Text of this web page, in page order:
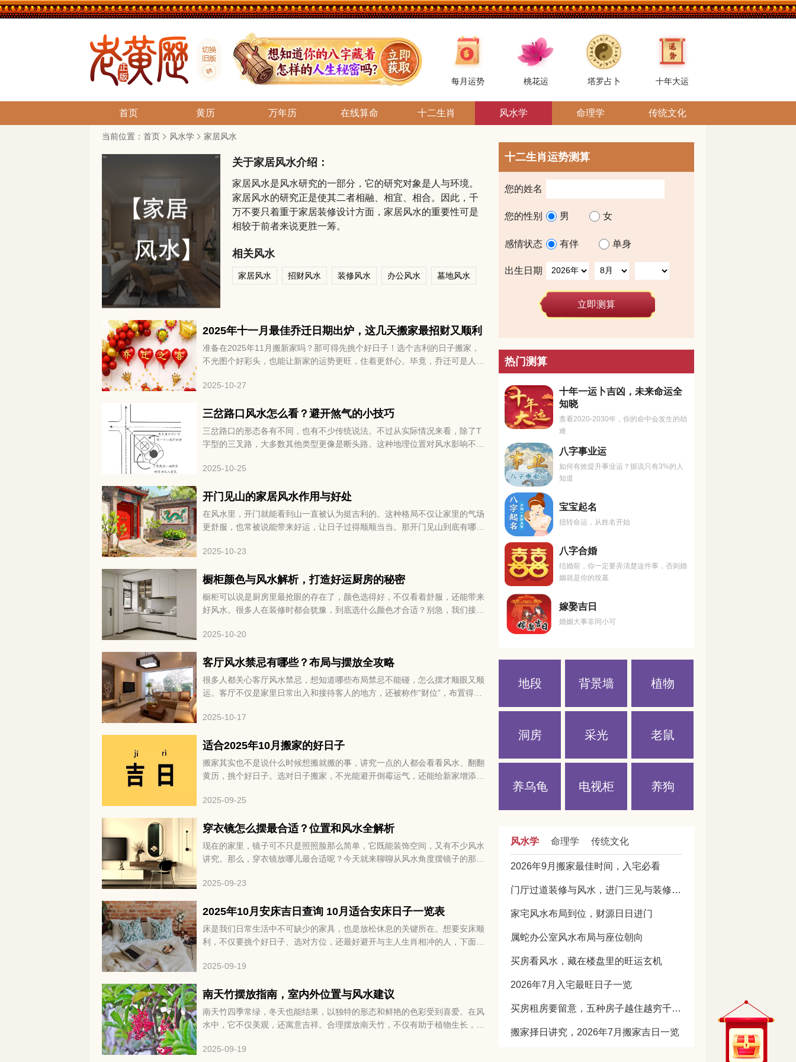
每月运势 桃花运 塔罗占卜 十年大运
首页 黄历 万年历 在线算命 十二生肖 风水学 命理学 传统文化
当前位置： 首页 风水学 家居风水
关于家居风水介绍：
家居风水是风水研究的一部分，它的研究对象是人与环境。
家居风水的研究正是使其二者相融、相宜、相合。因此，千
万不要只着重于家居装修设计方面，家居风水的重要性可是
相较于前者来说更胜一筹。
相关风水
家居风水 招财风水 装修风水 办公风水 墓地风水
2025年十一月最佳乔迁日期出炉，这几天搬家最招财又顺利
准备在2025年11月搬新家吗？那可得先挑个好日子！选个吉利的日子搬家，
不光图个好彩头，也能让新家的运势更旺，住着更舒心。毕竟，乔迁可是人生
子最适合搬家呢？赶紧来看看2025年十一月最佳乔迁日期吧！
2025-10-27
三岔路口风水怎么看？避开煞气的小技巧
三岔路口的形态各有不同，也有不少传统说法。不过从实际情况来看，除了T
字型的三叉路，大多数其他类型更像是断头路。这种地理位置对风水影响不
买房的时候最好多留意。接下来，我们就聊聊为什么会这样，以及可能带来的
2025-10-25
开门见山的家居风水作用与好处
在风水里，开门就能看到山一直被认为挺吉利的。这种格局不仅让家里的气场
更舒服，也常被说能带来好运，让日子过得顺顺当当。那开门见山到底有哪些
2025-10-23
橱柜颜色与风水解析，打造好运厨房的秘密
橱柜可以说是厨房里最抢眼的存在了，颜色选得好，不仅看着舒服，还能带来
好风水。很多人在装修时都会犹豫，到底选什么颜色才合适？别急，我们接下
2025-10-20
客厅风水禁忌有哪些？布局与摆放全攻略
很多人都关心客厅风水禁忌，想知道哪些布局禁忌不能碰，怎么摆才顺眼又顺
运。客厅不仅是家里日常出入和接待客人的地方，还被称作“财位”，布置得
弄懂并不容易，先了解一些基本的小窍门，也能让家里更舒适、顺心。
2025-10-17
适合2025年10月搬家的好日子
搬家其实也不是说什么时候想搬就搬的事，讲究一点的人都会看看风水、翻翻
黄历，挑个好日子。选对日子搬家，不光能避开倒霉运气，还能给新家增添点
身。挑对了日子，日子过起来也顺心多了。那就一起来看看适合2025年10月
2025-09-25
穿衣镜怎么摆最合适？位置和风水全解析
现在的家里，镜子可不只是照照脸那么简单，它既能装饰空间，又有不少风水
讲究。那么，穿衣镜放哪儿最合适呢？今天就来聊聊从风水角度摆镜子的那些
2025-09-23
2025年10月安床吉日查询 10月适合安床日子一览表
床是我们日常生活中不可缺少的家具，也是放松休息的关键所在。想要安床顺
利，不仅要挑个好日子、选对方位，还最好避开与主人生肖相冲的人，下面就
2025-09-19
南天竹摆放指南，室内外位置与风水建议
南天竹四季常绿，冬天也能结果，以独特的形态和鲜艳的色彩受到喜爱。在风
水中，它不仅美观，还寓意吉祥。合理摆放南天竹，不仅有助于植物生长，还
美化环境，又带来好运。
2025-09-19
十二生肖运势测算
您的姓名
您的性别 男 女
感情状态 有伴 单身
出生日期
立即测算
热门测算
十年一运卜吉凶，未来命运全
知晓
查看2020-2030年，你的命中会发生的劫
难
八字事业运
如何有效提升事业运？据说只有3%的人
知道
宝宝起名
扭转命运，从姓名开始
八字合婚
结婚前，你一定要弄清楚这件事，否则婚
姻就是你的坟墓
嫁娶吉日
婚姻大事非同小可
地段 背景墙 植物
洞房 采光 老鼠
养乌龟 电视柜 养狗
风水学 命理学 传统文化
2026年9月搬家最佳时间，入宅必看
门厅过道装修与风水，进门三见与装修避坑指南
家宅风水布局到位，财源日日进门
属蛇办公室风水布局与座位朝向
买房看风水，藏在楼盘里的旺运玄机
2026年7月入宅最旺日子一览
买房租房要留意，五种房子越住越穷千万别选
搬家择日讲究，2026年7月搬家吉日一览